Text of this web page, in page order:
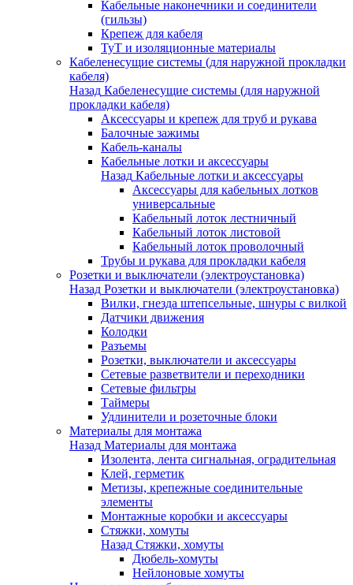
Кабельные наконечники и соединители
(гильзы)
Крепеж для кабеля
ТуТ и изоляционные материалы
Кабеленесущие системы (для наружной прокладки
кабеля)
Назад Кабеленесущие системы (для наружной
прокладки кабеля)
Аксессуары и крепеж для труб и рукава
Балочные зажимы
Кабель-каналы
Кабельные лотки и аксессуары
Назад Кабельные лотки и аксессуары
Аксессуары для кабельных лотков
универсальные
Кабельный лоток лестничный
Кабельный лоток листовой
Кабельный лоток проволочный
Трубы и рукава для прокладки кабеля
Розетки и выключатели (электроустановка)
Назад Розетки и выключатели (электроустановка)
Вилки, гнезда штепсельные, шнуры с вилкой
Датчики движения
Колодки
Разъемы
Розетки, выключатели и аксессуары
Сетевые разветвители и переходники
Сетевые фильтры
Таймеры
Удлинители и розеточные блоки
Материалы для монтажа
Назад Материалы для монтажа
Изолента, лента сигнальная, оградительная
Клей, герметик
Метизы, крепежные соединительные
элементы
Монтажные коробки и аксессуары
Стяжки, хомуты
Назад Стяжки, хомуты
Дюбель-хомуты
Нейлоновые хомуты